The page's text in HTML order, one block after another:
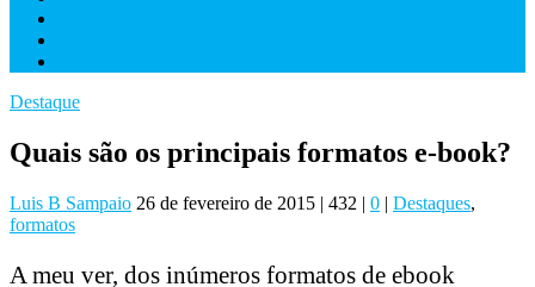
Destaque
Quais são os principais formatos e-book?
Luis B Sampaio 26 de fevereiro de 2015 | 432 | 0 | Destaques,
formatos
A meu ver, dos inúmeros formatos de ebook